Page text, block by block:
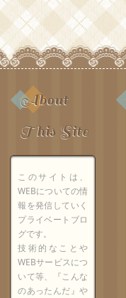
About
This Site
このサイトは、
WEBについての情
報を発信していく
プライベートブロ
グです。
技術的なことや
WEBサービスにつ
いて等、『こんな
のあったんだ』や